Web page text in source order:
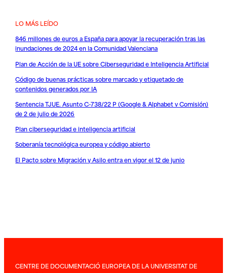
LO MÁS LEÍDO
846 millones de euros a España para apoyar la recuperación tras las
inundaciones de 2024 en la Comunidad Valenciana
Plan de Acción de la UE sobre Ciberseguridad e Inteligencia Artificial
Código de buenas prácticas sobre marcado y etiquetado de
contenidos generados por IA
Sentencia TJUE. Asunto C-738/22 P (Google & Alphabet v Comisión)
de 2 de julio de 2026
Plan ciberseguridad e inteligencia artificial
Soberanía tecnológica europea y código abierto
El Pacto sobre Migración y Asilo entra en vigor el 12 de junio
CENTRE DE DOCUMENTACIÓ EUROPEA DE LA UNIVERSITAT DE